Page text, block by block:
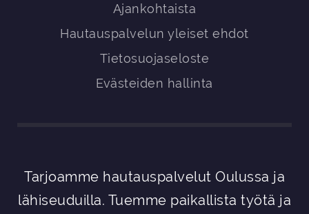
Ajankohtaista
Hautauspalvelun yleiset ehdot
Tietosuojaseloste
Evästeiden hallinta
Tarjoamme hautauspalvelut Oulussa ja
lähiseuduilla. Tuemme paikallista työtä ja